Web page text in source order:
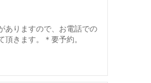
りますので、お電話での
頂きます。＊要予約。